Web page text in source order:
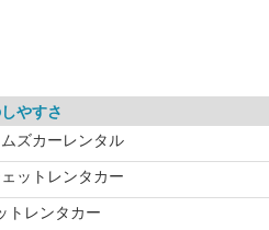
やすさ
ズカーレンタル
ットレンタカー
トレンタカー